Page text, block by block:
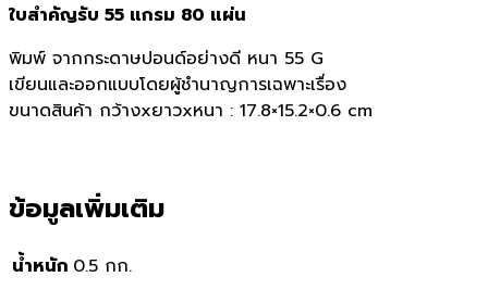
ใบสำคัญรับ 55 แกรม 80 แผ่น
พิมพ์ จากกระดาษปอนด์อย่างดี หนา 55 G
เขียนและออกแบบโดยผู้ชำนาญการเฉพาะเรื่อง
ขนาดสินค้า กว้างxยาวxหนา : 17.8×15.2×0.6 cm
ข้อมูลเพิ่มเติม
น้ำหนัก 0.5 กก.